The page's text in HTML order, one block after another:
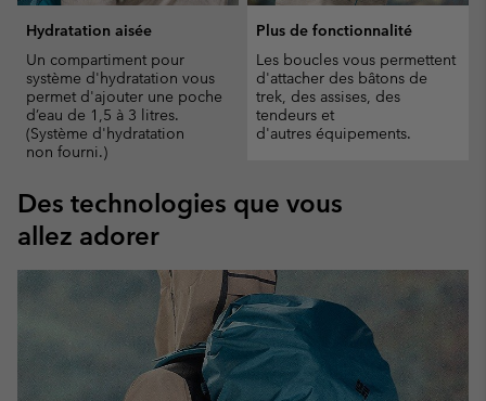
Hydratation aisée
Un compartiment pour
système d'hydratation vous
permet d'ajouter une poche
d’eau de 1,5 à 3 litres.
(Système d'hydratation
non fourni.)
Plus de fonctionnalité
Les boucles vous permettent
d'attacher des bâtons de
trek, des assises, des
tendeurs et
d'autres équipements.
Des technologies que vous
allez adorer